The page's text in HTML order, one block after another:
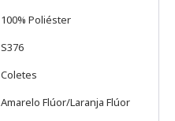
100% Poliéster
S376
Coletes
Amarelo Flúor/Laranja Flúor